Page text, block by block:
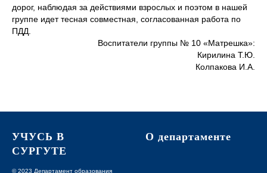
дорог, наблюдая за действиями взрослых и поэтом в нашей
группе идет тесная совместная, согласованная работа по
ПДД.
Воспитатели группы № 10 «Матрешка»:
Кирилина Т.Ю.
Колпакова И.А.
УЧУСЬ В
СУРГУТЕ
© 2023 Департамент образования
О департаменте